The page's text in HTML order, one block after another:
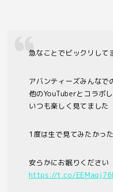
急なことでビックリして
アバンティーズみんなで
他のYouTuberとコラボ
いつも楽しく見てました
1度は生で見てみたかっ
安らかにお眠りください
https://t.co/